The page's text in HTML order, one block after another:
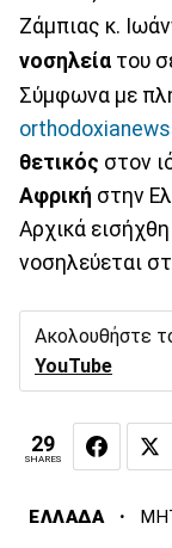
Ζάμπιας κ.
νοσηλεία του
Σύμφωνα με
θετικός στον
Αφρική στην
Αρχικά
νοσηλεύεται
Ακολουθήστε
YouTube
29
SHARES
ΕΛΛΑΔΑ ·